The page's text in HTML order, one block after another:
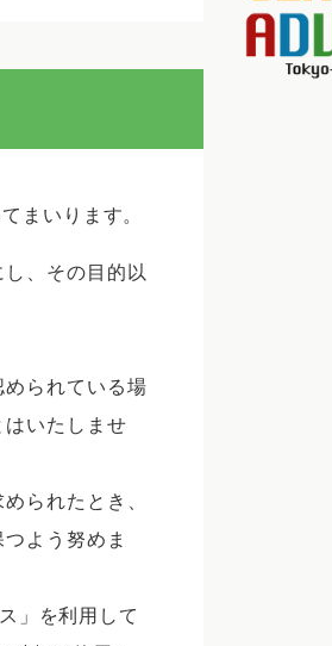
まいります。
、その目的以
られている場
いたしませ
られたとき、
よう努めま
」を利用して